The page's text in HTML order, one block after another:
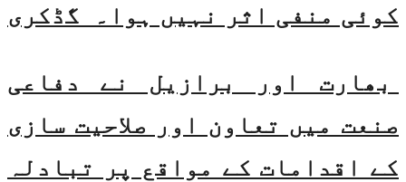
کوئی منفی اثر نہیں ہوا۔ گڈکری
بھارت اور برازیل نے دفاعی
صنعت میں تعاون اور صلاحیت سازی
کے اقدامات کے مواقع پر تبادلہ